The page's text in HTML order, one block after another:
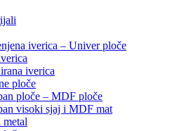
iverica – Univer ploče
iverica
ploče
ploče – MDF ploče
visoki sjaj i MDF mat
metal